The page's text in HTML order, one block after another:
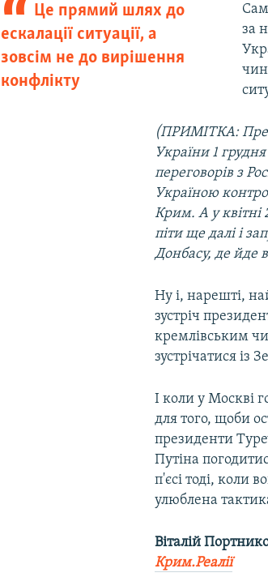
Це прямий шлях до
ескалації ситуації, а
зовсім не до вирішення
конфлікту
за
(ПРИМІТКА:
України 1
переговорів з
Україною
Крим. А у квітні
піти ще далі і
Донбасу, де йде
Ну і, нарешті,
зустріч
кремлівським
зустрічатися із
І коли у Москві
для того, щоби
президенти
Путіна
п'єсі тоді, коли
улюблена
Віталій
Крим.Реалії